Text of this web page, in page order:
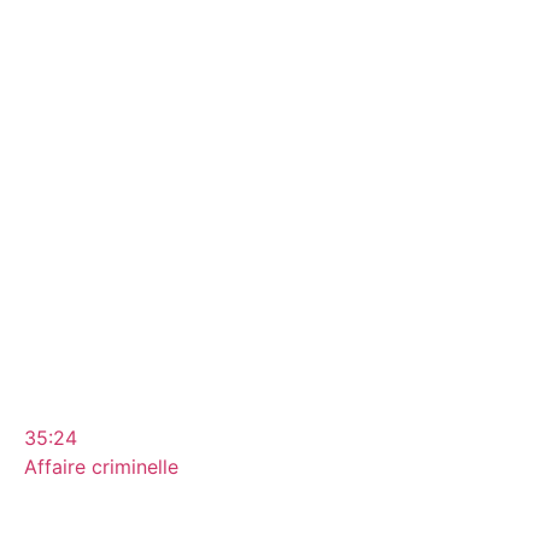
35:24
Affaire criminelle